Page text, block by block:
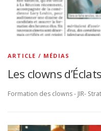
ARTICLE / MÉDIAS
Les clowns
Formation des clowns - JIR-